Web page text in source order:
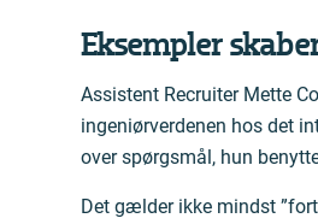
Eksempler
Assistent Recruiter Mette
ingeniørverdenen hos det
over spørgsmål, hun
Det gælder ikke mindst